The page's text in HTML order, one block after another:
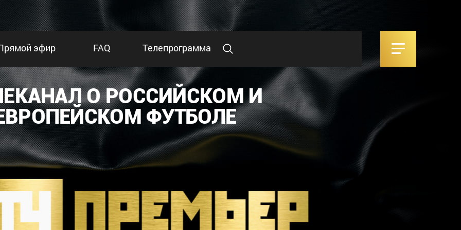
эфир FAQ Телепрограмма
О РОССИЙСКОМ И
ФУТБОЛЕ